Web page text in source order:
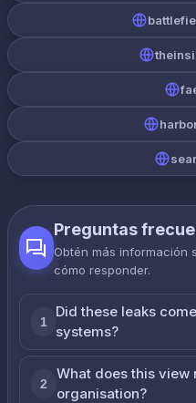
Preguntas
Obtén más información
cómo responder.
1
Did these leaks
systems?
2
What does this view
organisation?